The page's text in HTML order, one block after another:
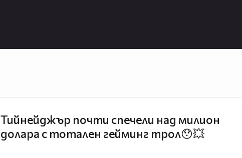
Тийнейджър почти спечели над милион
долара с тотален гейминг трол😯💥